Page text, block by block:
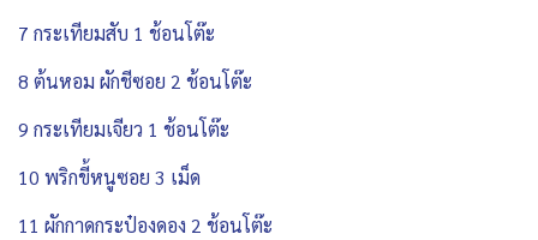
7 กระเทียมสับ 1 ช้อนโต๊ะ
8 ต้นหอม ผักชีซอย 2 ช้อนโต๊ะ
9 กระเทียมเจียว 1 ช้อนโต๊ะ
10 พริกขี้หนูซอย 3 เม็ด
11 ผักกาดกระป๋องดอง 2 ช้อนโต๊ะ